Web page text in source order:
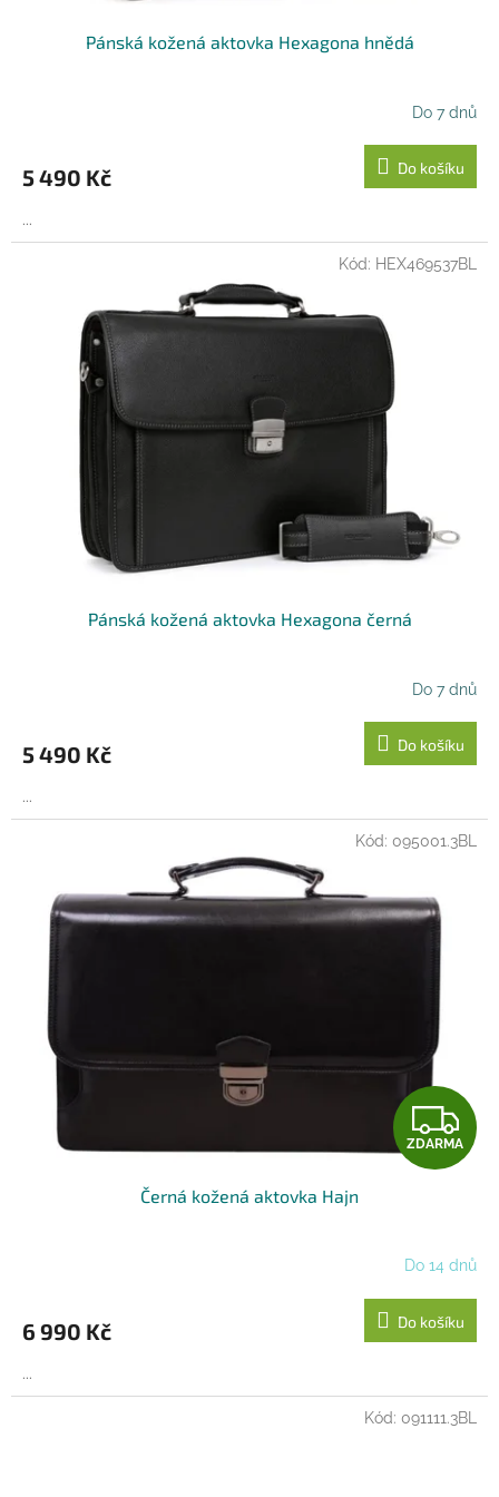
Pánská kožená aktovka Hexagona hnědá
Do 7 dnů
5 490 Kč Do košíku
...
Pánská kožená aktovka Hexagona černá
Do 7 dnů
5 490 Kč Do košíku
...
Kód: HEX469537BL
Z
D
R
M
A
ZDARMA
Černá kožená aktovka Hajn
Do 14 dnů
6 990 Kč Do košíku
...
Kód: 095001.3BL
Kód: 091111.3BL